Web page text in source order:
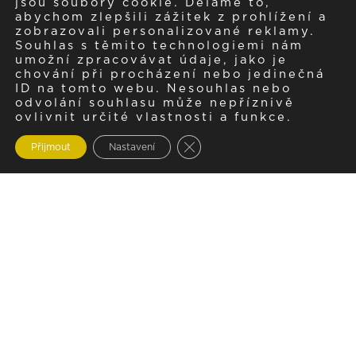
jsou soubory cookie. Děláme to,
abychom zlepšili zážitek z prohlížení a
zobrazovali personalizované reklamy.
Souhlas s těmito technologiemi nám
umožní zpracovávat údaje, jako je
chování při procházení nebo jedinečná
ID na tomto webu. Nesouhlas nebo
odvolání souhlasu může nepříznivě
ovlivnit určité vlastnosti a funkce.
Přijmout Nastavení Zavřít cookie lištu GDPR